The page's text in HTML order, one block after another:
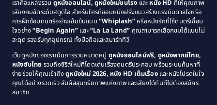
Coming of Age ก้าวพ้นวัย(1)
Coming-of-Age(3)
Community(1)
Crime อาชญากรรม(78)
1979
1978
1976
1975
1974
1971
1970
1969
1968
1964
1963
เราคือแหล่งรวม ดูหนังออนไลน์, ดูหนังใหม่ชนโรง และ หนัง HD ที่ให้คุณภาพ
เสียงคมชัดระดับสตูดิโอ สำหรับใครที่ชอบหนังฝรั่งแนวสร้างแรงบันดาลใจหรือ
การฝึกซ้อมดนตรีอย่างเข้มข้นแบบ “Whiplash” หรือหนังรักที่ใช้ดนตรีเชื่อม
ใจอย่าง“Begin Again” และ“La La Land” คุณสามารถเลือกชมได้แบบไม่
สะดุด รองรับทุกอุปกรณ์ ทั้งมือถือและสมาร์ททีวี
เว็บดูหนังของเราเน้นการรวมหมวดหมู่ ดูหนังออนไลน์ฟรี, ดูหนังพากย์ไทย,
หนังซับไทย รวมถึงซีรีส์ใหม่ที่โดดเด่นเรื่องดนตรีประกอบ พร้อมระบบค้นหาที่
ง่ายช่วยให้คุณเข้าถึงดูหนังใหม่ 2026, หนัง HD เต็มเรื่องและหนังโปรดในใจ
คุณได้อย่างรวดเร็ว สัมผัสสุนทรียภาพแห่งภาพและเสียงได้ทันทีไม่ต้องสมัคร
สมาชิก